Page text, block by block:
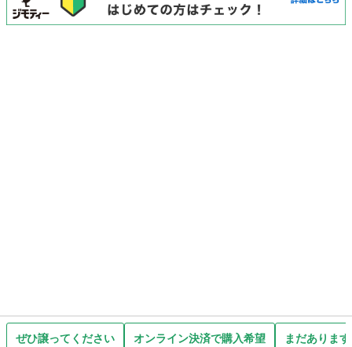
ぜひ譲ってください オンライン決済で購入希望 まだありま